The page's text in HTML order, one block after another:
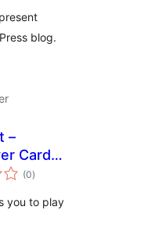
blog.
–
Card
(0totale
vurderinger
)
you to play